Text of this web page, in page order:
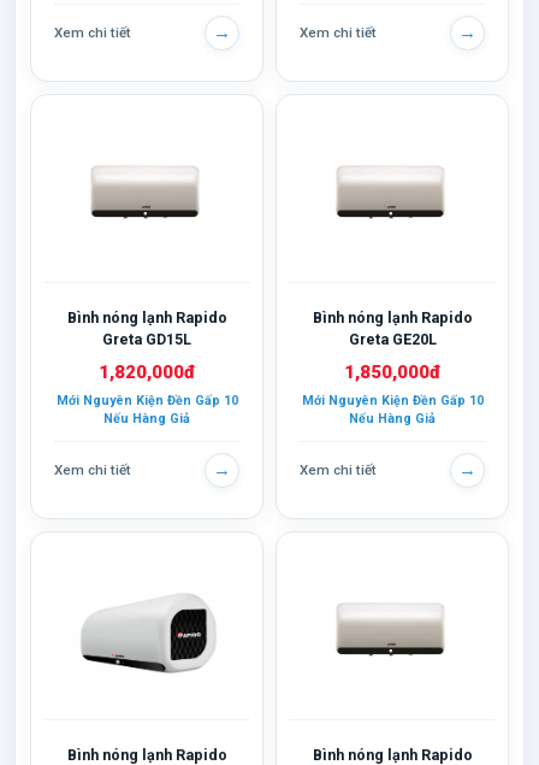
Xem chi tiết → Xem chi tiết →
Bình nóng lạnh Rapido
Greta GD15L
1,820,000đ
Mới Nguyên Kiện Đền Gấp 10
Nếu Hàng Giả
Xem chi tiết →
Bình nóng lạnh Rapido
Greta GE20L
1,850,000đ
Mới Nguyên Kiện Đền Gấp 10
Nếu Hàng Giả
Xem chi tiết →
Bình nóng lạnh Rapido
Bình nóng lạnh Rapido